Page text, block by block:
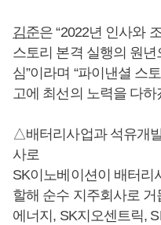
김준은 “2022년 인사와
스토리 본격 실행의 원
심”이라며 “파이낸셜 스
고에 최선의 노력을 다하
△배터리사업과 석유개
사로
SK이노베이션이 배터리
할해 순수 지주회사로
에너지, SK지오센트릭,